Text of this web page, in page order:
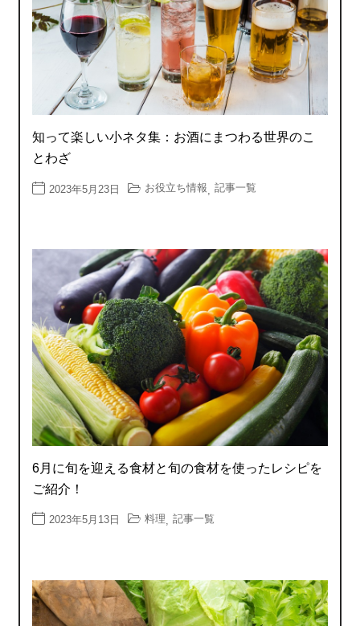
知って楽しい小ネタ集：お酒にまつわる世界のこ
とわざ
2023年5月23日 お役立ち情報 記事一覧
6月に旬を迎える食材と旬の食材を使ったレシピを
ご紹介！
2023年5月13日 料理, 記事一覧